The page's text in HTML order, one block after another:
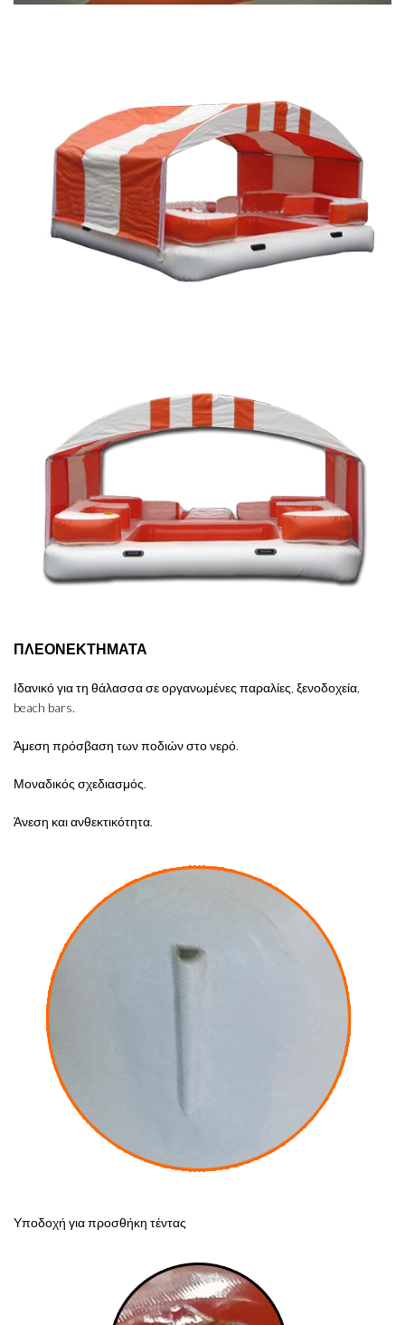
ΠΛΕΟΝΕΚΤΗΜΑΤΑ
Ιδανικό για τη θάλασσα σε οργανωμένες παραλίες, ξενοδοχεία,
beach bars.
Άμεση πρόσβαση των ποδιών στο νερό.
Μοναδικός σχεδιασμός.
Άνεση και ανθεκτικότητα.
Υποδοχή για προσθήκη τέντας